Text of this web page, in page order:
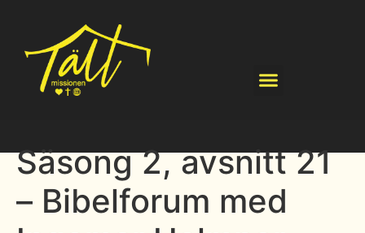
Säsong 2, avsnitt 21
– Bibelforum med